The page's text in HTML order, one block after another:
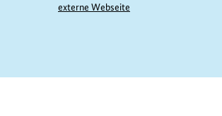
externe Webseite